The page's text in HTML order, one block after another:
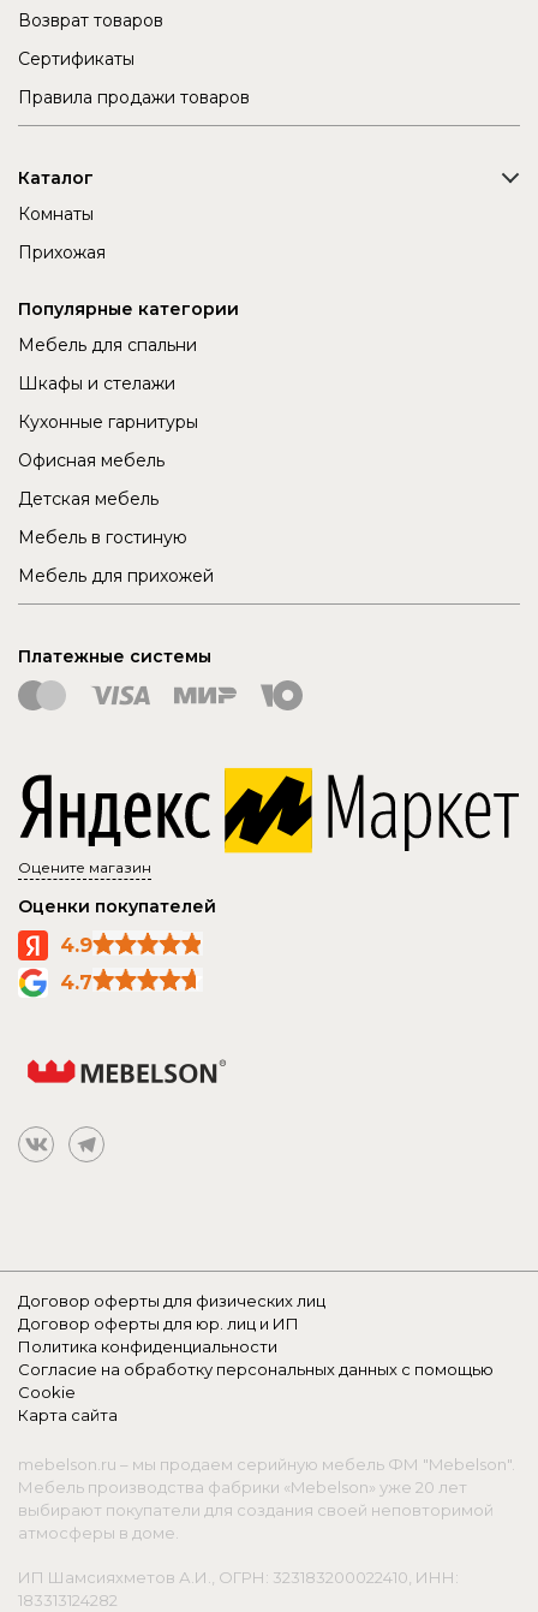
Возврат товаров
Сертификаты
Правила продажи товаров
Каталог
Комнаты
Прихожая
Популярные категории
Мебель для спальни
Шкафы и стелажи
Кухонные гарнитуры
Офисная мебель
Детская мебель
Мебель в гостиную
Мебель для прихожей
Платежные системы
Оцените магазин
Оценки покупателей
4.9
4.7
Договор оферты для физических лиц
Договор оферты для юр. лиц и ИП
Политика конфиденциальности
Согласие на обработку персональных данных с помощью
Cookie
Карта сайта
mebelson.ru – мы продаем серийную мебель ФМ "Mebelson".
Мебель производства фабрики «Mebelson» уже 20 лет
выбирают покупатели для создания своей неповторимой
атмосферы в доме.
ИП Шамсияхметов А.И., ОГРН: 323183200022410, ИНН:
183313124282